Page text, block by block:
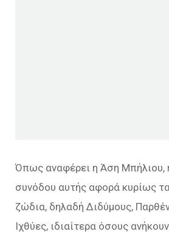
Όπως αναφέρει η Άση Μπήλιου,
συνόδου αυτής αφορά κυρίως
ζώδια, δηλαδή Διδύμους,
Ιχθύες, ιδιαίτερα όσους